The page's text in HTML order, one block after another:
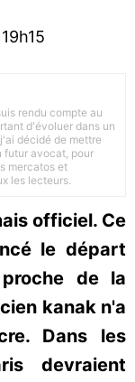
rendu compte au
d'évoluer dans un
décidé de mettre
futur avocat, pour
mercatos et
les lecteurs.
officiel. Ce
le départ
proche de la
kanak n'a
Dans les
devraient